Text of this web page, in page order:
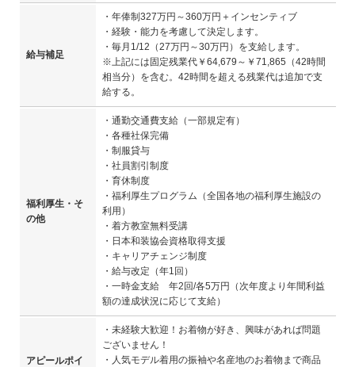
給与補足
・年俸制327万円～360万円＋インセンティブ
・経験・能力を考慮して決定します。
・毎月1/12（27万円～30万円）を支給します。
※上記には固定残業代￥64,679～￥71,865（42時間
相当分）を含む。42時間を超える残業代は追加で支
給する。
福利厚生・そ
の他
・通勤交通費支給（一部規定有）
・各種社保完備
・制服貸与
・社員割引制度
・育休制度
・福利厚生プログラム（全国各地の福利厚生施設の
利用）
・着方教室無料受講
・日本和装協会資格取得支援
・キャリアチェンジ制度
・給与改定（年1回）
・一時金支給 年2回/各5万円（次年度より年間利益
額の達成状況に応じて支給）
アピールポイ
・未経験大歓迎！お着物が好き、興味があれば問題
ございません！
・人気モデル着用の振袖や名産地のお着物まで商品